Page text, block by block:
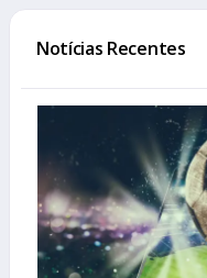
Notícias Recentes